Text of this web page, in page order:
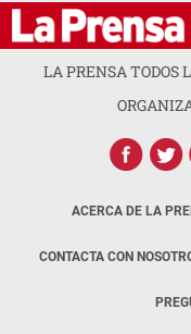
LA PRENSA TODOS
ACERCA DE LA
CONTACTA CON